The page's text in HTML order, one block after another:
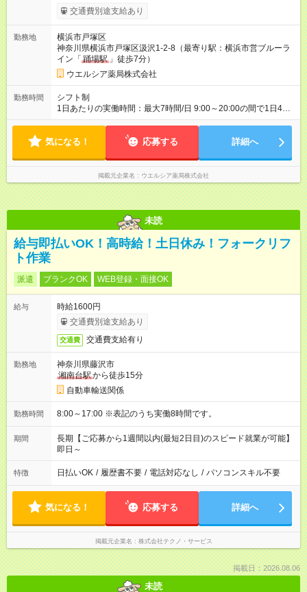
よる更新判定あり 社内試験合格後、時給＋50～100円の昇給あ
り （大学生は＋20円） 試用期間あり：入社日から3ヶ月間／本
間の長さ：3ヶ月 雇用形態、給与は本採用時と同じです。
交通費別途支給あり
勤務地
横浜市戸塚区
神奈川県横浜市戸塚区汲沢1-2-8（最寄り駅：横浜市営ブルーラ
イン「 踊場駅 」徒歩7分）
ウエルシア薬局株式会社
勤務時間
シフト制
1日あたりの実働時間：最大7時間/日 9:00～20:00の間で1日4時
間～応相談 ☆週2～5日の勤務 ※シフトの相談可能 ☆未経験・無
気になる！ 応募する 詳細へ
掲載元企業名 ウエルシア薬局株式会社
未読
給与即払いOK！高時給！土日休み！フォークリフ
ト作業
派遣 ブランクOK WEB登録・面接OK
給与
時給1600円
交通費別途支給あり
交通費 交通費支給有り
勤務地
神奈川県藤沢市
湘南台駅から徒歩15分
自動車輸送関係
勤務時間 8:00～17:00 ※表記のうち実働8時間です。
期間
長期【ご応募から1週間以内(最短2日目)のスピード就業が可能】
即日～
特徴 日払いOK / 履歴書不要 / 電話対応なし / パソコンスキル不要
気になる！ 応募する 詳細へ
掲載元企業名 株式会社テクノ・サービス
掲載日：2026.08.06
未読